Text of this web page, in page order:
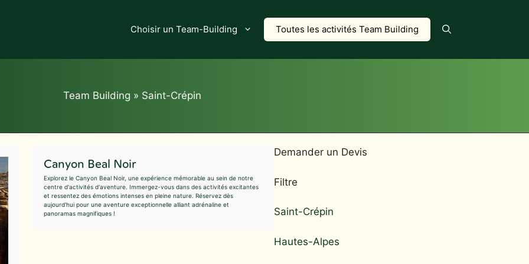
Choisir un Team-Building Toutes les activités Team Building
Team Building » Saint-Crépin
Canyon Beal Noir
Explorez le Canyon Beal Noir, une expérience mémorable au sein de notre
centre d'activités d'aventure. Immergez-vous dans des activités excitantes
et ressentez des émotions intenses en pleine nature. Réservez dès
aujourd'hui pour une aventure exceptionnelle alliant adrénaline et
panoramas magnifiques !
Demander un Devis
Filtre
Saint-Crépin
Hautes-Alpes